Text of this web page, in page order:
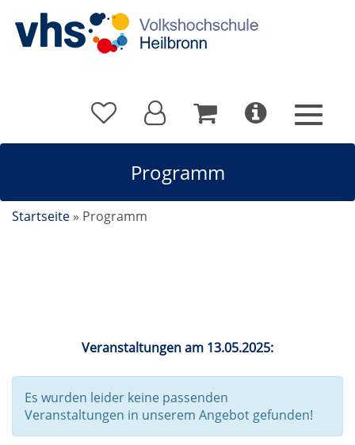
Programm
Startseite » Programm
Veranstaltungen am 13.05.2025:
Es wurden leider keine passenden
Veranstaltungen in unserem Angebot gefunden!